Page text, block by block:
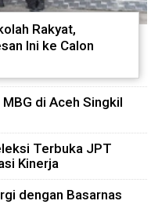
Rakyat,
Ini ke Calon
di Aceh Singkil
Terbuka JPT
Kinerja
dengan Basarnas